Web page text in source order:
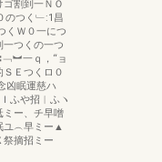
割到一ＮＯ
のつく﹂:1昌
くＷ０一につ
一つくの一つ
一ｑ，“ョ
Ｅつくロ０
凶眠運慈ハ
ふや招︱ふヽ
ミー、チ早噌
ユ︵早ミー▲
祭摘招ミー